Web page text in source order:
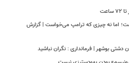
اما نه چیزی که ترامپ می‌خواست | گزارش
دشتی بوشهر | فرمانداری : نگران نباشید